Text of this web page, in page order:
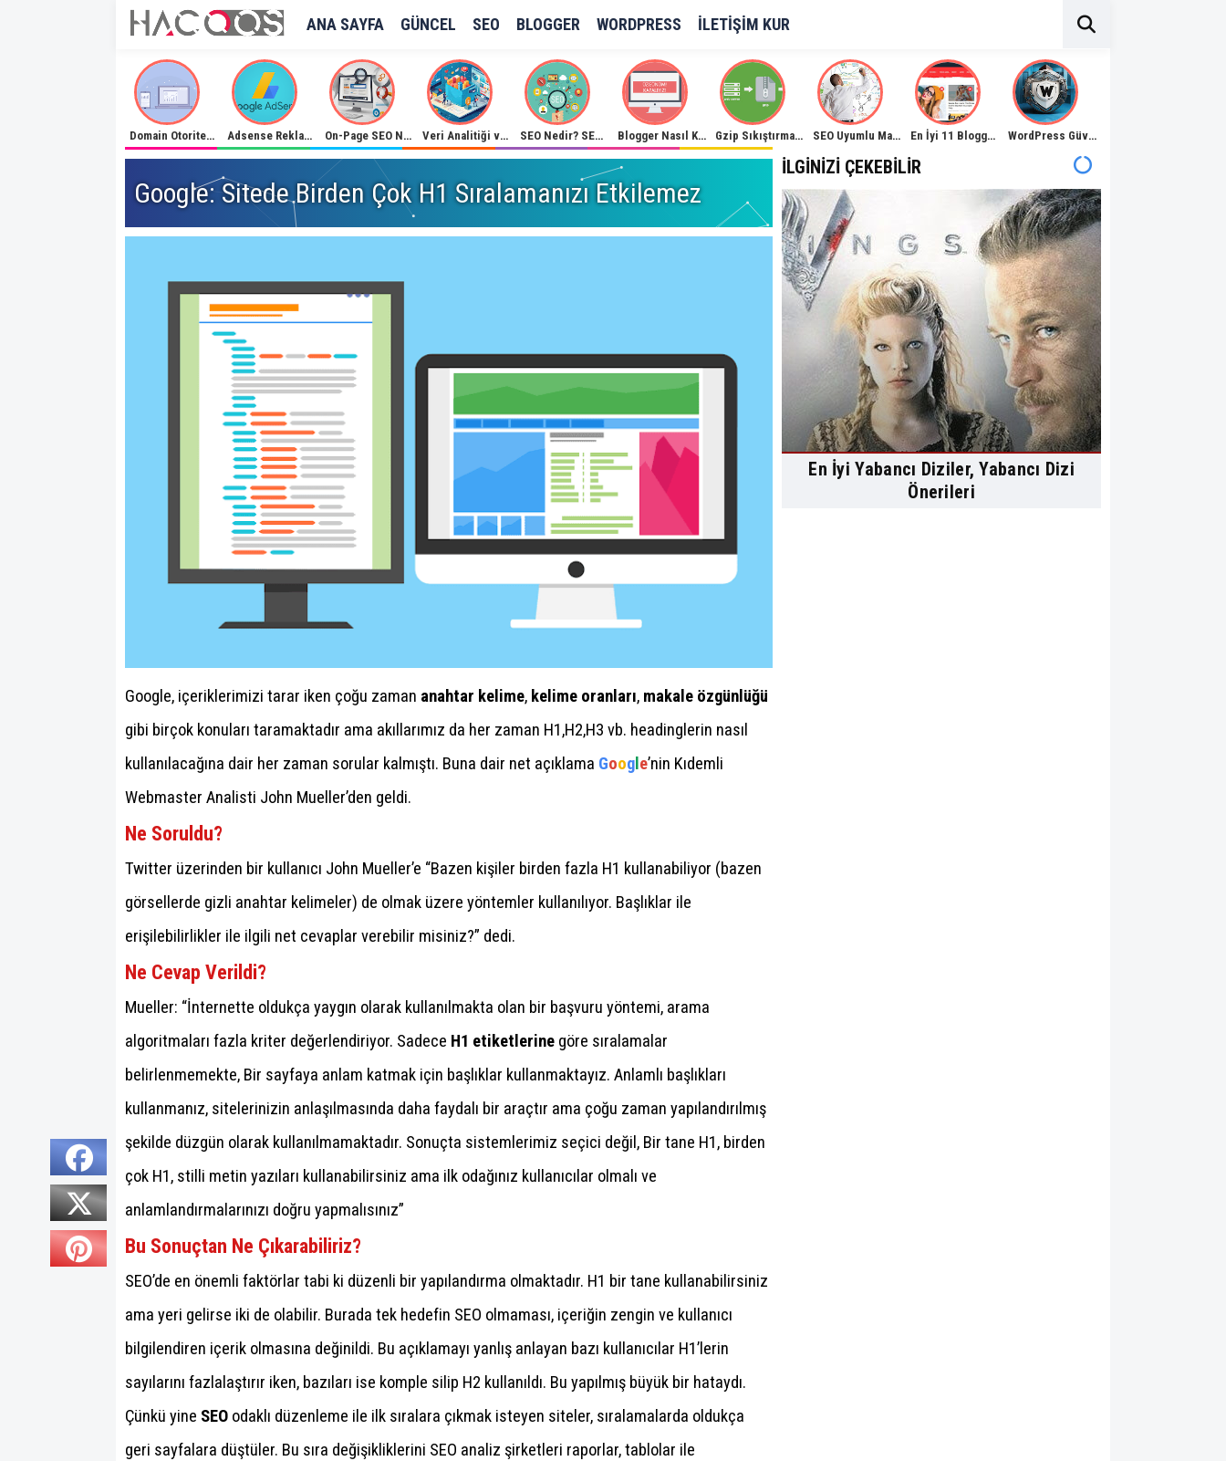
ANA SAYFA GÜNCEL SEO BLOGGER WORDPRESS İLETIŞIM KUR
Domain Otoritesi İle Sayfanızı İlk Sıralara Çıkarın Adsense Reklamlarını Lazy Load İle Geç Yükleme On-Page SEO Nedir? On-Page SEO Optimizasyonu! Veri Analitiği ve Büyük Veri Kullanımı SEO Nedir? SEO Anlamı Açıklama Rehberi Blogger Nasıl Kapatılır? Gzip Sıkıştırma İle Site Hızlandırma SEO Uyumlu Makale Nedir, Nasıl Yazılır? En İyi 11 Blogger Haber Sitesi Teması WordPress Güvenliği Nasıl Sağlanır?
Google: Sitede Birden Çok H1 Sıralamanızı Etkilemez
Google, içeriklerimizi tarar iken çoğu zaman anahtar kelime, kelime oranları, makale özgünlüğü
gibi birçok konuları taramaktadır ama akıllarımız da her zaman H1,H2,H3 vb. headinglerin nasıl
kullanılacağına dair her zaman sorular kalmıştı. Buna dair net açıklama Google’nin Kıdemli
Webmaster Analisti John Mueller’den geldi.
Ne Soruldu?
Twitter üzerinden bir kullanıcı John Mueller’e “Bazen kişiler birden fazla H1 kullanabiliyor (bazen
görsellerde gizli anahtar kelimeler) de olmak üzere yöntemler kullanılıyor. Başlıklar ile
erişilebilirlikler ile ilgili net cevaplar verebilir misiniz?” dedi.
Ne Cevap Verildi?
Mueller: “İnternette oldukça yaygın olarak kullanılmakta olan bir başvuru yöntemi, arama
algoritmaları fazla kriter değerlendiriyor. Sadece H1 etiketlerine göre sıralamalar
belirlenmemekte, Bir sayfaya anlam katmak için başlıklar kullanmaktayız. Anlamlı başlıkları
kullanmanız, sitelerinizin anlaşılmasında daha faydalı bir araçtır ama çoğu zaman yapılandırılmış
şekilde düzgün olarak kullanılmamaktadır. Sonuçta sistemlerimiz seçici değil, Bir tane H1, birden
çok H1, stilli metin yazıları kullanabilirsiniz ama ilk odağınız kullanıcılar olmalı ve
anlamlandırmalarınızı doğru yapmalısınız”
Bu Sonuçtan Ne Çıkarabiliriz?
SEO’de en önemli faktörlar tabi ki düzenli bir yapılandırma olmaktadır. H1 bir tane kullanabilirsiniz
ama yeri gelirse iki de olabilir. Burada tek hedefin SEO olmaması, içeriğin zengin ve kullanıcı
bilgilendiren içerik olmasına değinildi. Bu açıklamayı yanlış anlayan bazı kullanıcılar H1’lerin
sayılarını fazlalaştırır iken, bazıları ise komple silip H2 kullanıldı. Bu yapılmış büyük bir hataydı.
Çünkü yine SEO odaklı düzenleme ile ilk sıralara çıkmak isteyen siteler, sıralamalarda oldukça
geri sayfalara düştüler. Bu sıra değişikliklerini SEO analiz şirketleri raporlar, tablolar ile
İLGINIZI ÇEKEBILIR
En İyi Yabancı Diziler, Yabancı Dizi
Önerileri